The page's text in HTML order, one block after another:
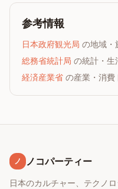
参考情報
日本政府観光局 の地域・
総務省統計局 の統計・生
経済産業省 の産業・消費
ノ ノコパーティー
日本のカルチャー、テクノ